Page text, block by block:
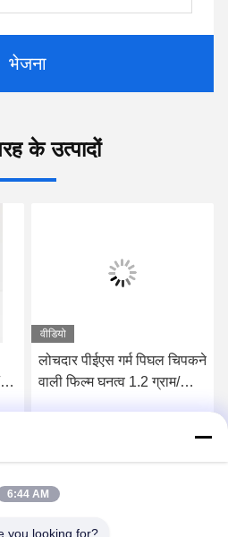
भेजना
के उत्पादों
वीडियो
लोचदार पीईएस गर्म पिघल चिपकने
वाली फिल्म घनत्व 1.2 ग्राम/
6:44 AM
you looking for?